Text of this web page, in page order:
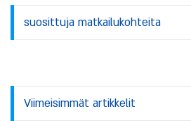
suosittuja matkailukohteita
Viimeisimmät artikkelit